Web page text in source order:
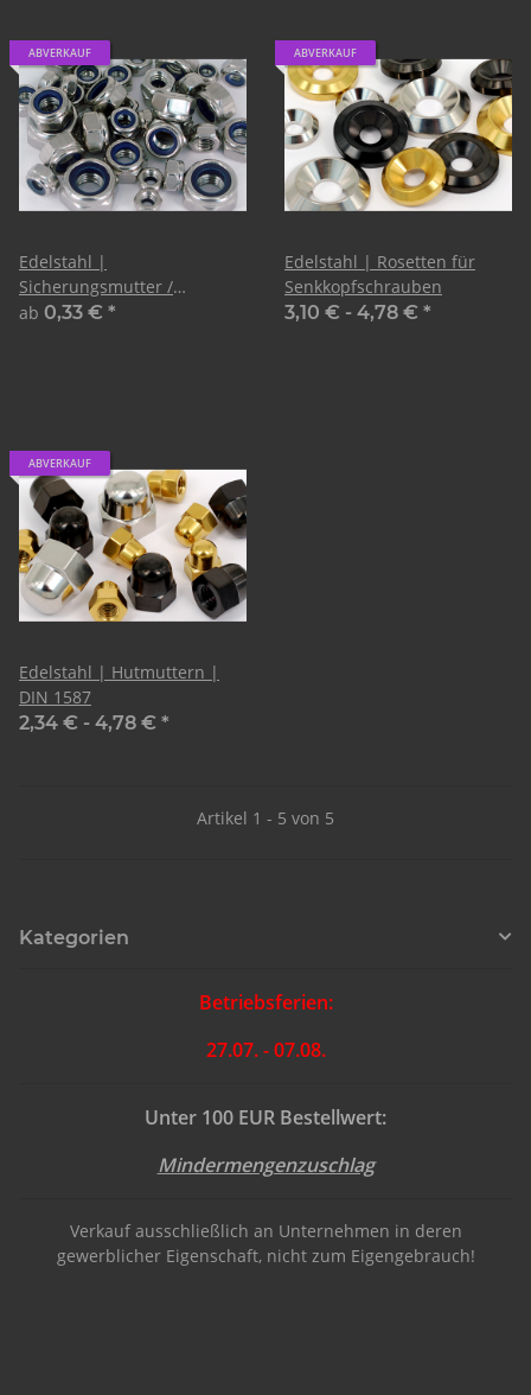
ABVERKAUF
Edelstahl |
Sicherungsmutter /
Stopmutter | DIN 985
ab 0,33 € *
ABVERKAUF
Edelstahl | Rosetten für
Senkkopfschrauben
3,10 € - 4,78 € *
ABVERKAUF
Edelstahl | Hutmuttern |
DIN 1587
2,34 € - 4,78 € *
Artikel 1 - 5 von 5
Kategorien
Betriebsferien:
27.07. - 07.08.
Unter 100 EUR Bestellwert:
Mindermengenzuschlag
Verkauf ausschließlich an Unternehmen in deren
gewerblicher Eigenschaft, nicht zum Eigengebrauch!